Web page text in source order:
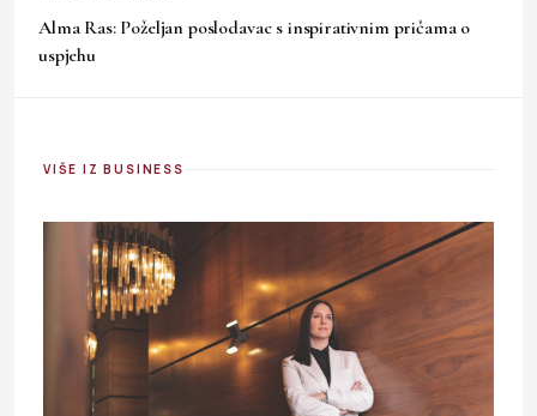
Alma Ras: Poželjan poslodavac s inspirativnim pričama o
uspjehu
VIŠE IZ BUSINESS